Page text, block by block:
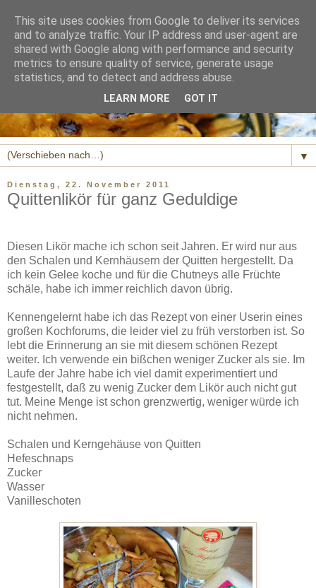
▼
Dienstag, 22. November 2011
Quittenlikör für ganz Geduldige
Diesen Likör mache ich schon seit Jahren. Er wird nur aus
den Schalen und Kernhäusern der Quitten hergestellt. Da
ich kein Gelee koche und für die Chutneys alle Früchte
schäle, habe ich immer reichlich davon übrig.
Kennengelernt habe ich das Rezept von einer Userin eines
großen Kochforums, die leider viel zu früh verstorben ist. So
lebt die Erinnerung an sie mit diesem schönen Rezept
weiter. Ich verwende ein bißchen weniger Zucker als sie. Im
Laufe der Jahre habe ich viel damit experimentiert und
festgestellt, daß zu wenig Zucker dem Likör auch nicht gut
tut. Meine Menge ist schon grenzwertig, weniger würde ich
nicht nehmen.
Schalen und Kerngehäuse von Quitten
Hefeschnaps
Zucker
Wasser
Vanilleschoten
This site uses cookies from Google to deliver its services
and to analyze traffic. Your IP address and user-agent are
shared with Google along with performance and security
metrics to ensure quality of service, generate usage
statistics, and to detect and address abuse.
LEARN MORE GOT IT